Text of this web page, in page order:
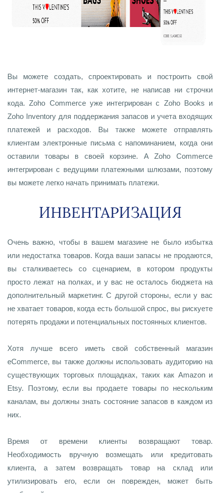
Вы можете создать, спроектировать и построить свой
интернет-магазин так, как хотите, не написав ни строчки
кода. Zoho Commerce уже интегрирован с Zoho Books и
Zoho Inventory для поддержания запасов и учета входящих
платежей и расходов. Вы также можете отправлять
клиентам электронные письма с напоминанием, когда они
оставили товары в своей корзине. А Zoho Commerce
интегрирован с ведущими платежными шлюзами, поэтому
вы можете легко начать принимать платежи.
ИНВЕНТАРИЗАЦИЯ
Очень важно, чтобы в вашем магазине не было избытка
или недостатка товаров. Когда ваши запасы не продаются,
вы сталкиваетесь со сценарием, в котором продукты
просто лежат на полках, и у вас не осталось бюджета на
дополнительный маркетинг. С другой стороны, если у вас
не хватает товаров, когда есть большой спрос, вы рискуете
потерять продажи и потенциальных постоянных клиентов.
Хотя лучше всего иметь свой собственный магазин
eCommerce, вы также должны использовать аудиторию на
существующих торговых площадках, таких как Amazon и
Etsy. Поэтому, если вы продаете товары по нескольким
каналам, вы должны знать состояние запасов в каждом из
них.
Время от времени клиенты возвращают товар.
Необходимость вручную возмещать или кредитовать
клиента, а затем возвращать товар на склад или
утилизировать его, если он поврежден, может быть